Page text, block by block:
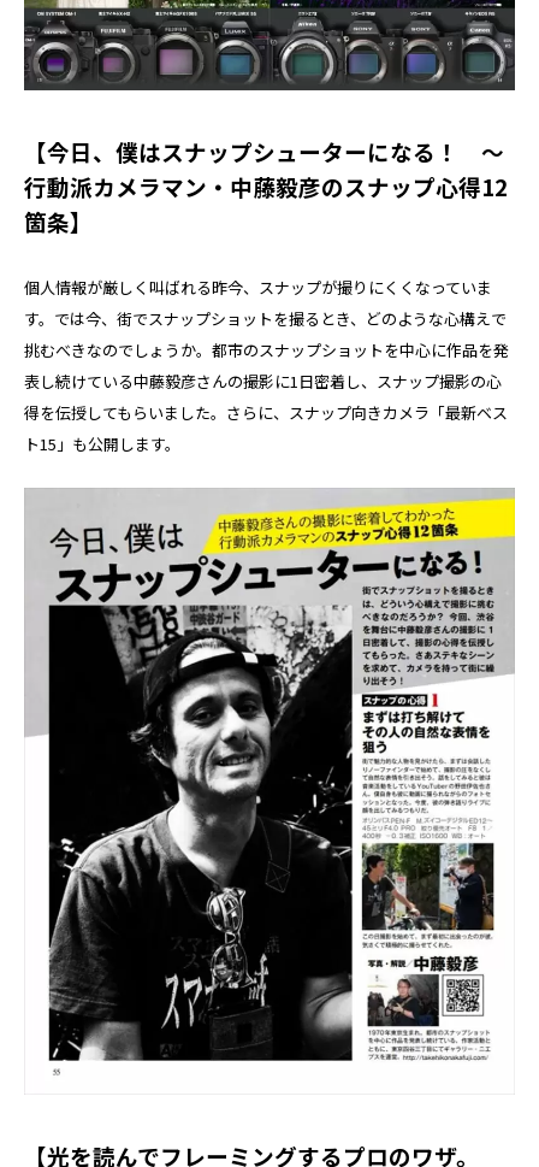
【今日、僕はスナップシューターになる！ ～
行動派カメラマン・中藤毅彦のスナップ心得12
箇条】
個人情報が厳しく叫ばれる昨今、スナップが撮りにくくなっていま
す。では今、街でスナップショットを撮るとき、どのような心構えで
挑むべきなのでしょうか。都市のスナップショットを中心に作品を発
表し続けている中藤毅彦さんの撮影に1日密着し、スナップ撮影の心
得を伝授してもらいました。さらに、スナップ向きカメラ「最新ベス
ト15」も公開します。
【光を読んでフレーミングするプロのワザ。